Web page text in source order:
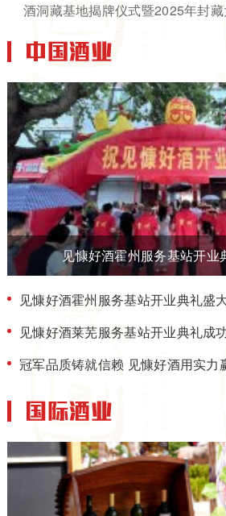
酒洞藏基地揭牌仪式暨2025年封
见慷好酒霍州服务基站开业
见慷好酒霍州服务基站开业典礼盛
见慷好酒莱芜服务基站开业典礼成
冠军品质铸就信赖 见慷好酒用实力